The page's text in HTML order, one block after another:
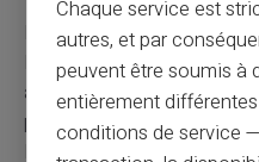
validation du compte
les heures suivant
active immédiatement la
permet de commencer les
la carte physique. Les
Chaque service est
autres, et par
peuvent être soumis à
entièrement
conditions de service